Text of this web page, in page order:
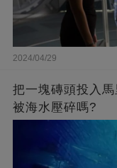
2024/04/29
把一塊磚頭投入
被海水壓碎嗎?